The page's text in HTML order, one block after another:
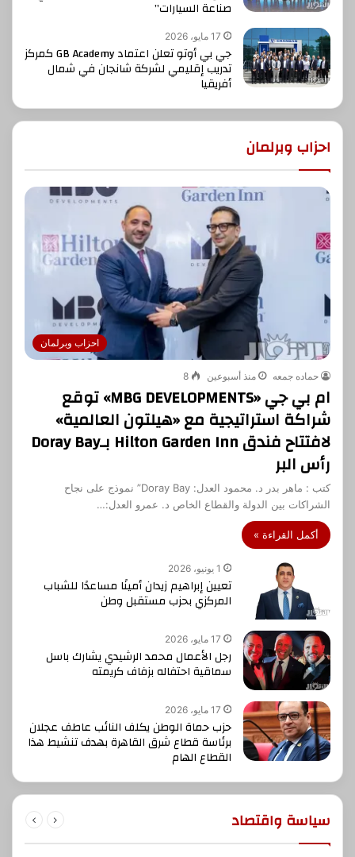
صناعة السيارات”
17 مايو، 2026
جي بي أوتو تعلن اعتماد GB Academy كمركز
تدريب إقليمي لشركة شانجان في شمال
أفريقيا
احزاب وبرلمان
احزاب وبرلمان
حماده جمعه منذ أسبوعين 8
ام بي جي «MBG DEVELOPMENTS» توقع
شراكة استراتيجية مع «هيلتون العالمية»
لافتتاح فندق Hilton Garden Inn بـDoray Bay
رأس البر
كتب : ماهر بدر د. محمود العدل: Doray Bay” نموذج على نجاح
الشراكات بين الدولة والقطاع الخاص د. عمرو العدل:…
أكمل القراءة »
1 يونيو، 2026
تعيين إبراهيم زيدان أمينًا مساعدًا للشباب
المركزي بحزب مستقبل وطن
17 مايو، 2026
رجل الأعمال محمد الرشيدي يشارك باسل
سماقية احتفاله بزفاف كريمته
17 مايو، 2026
حزب حماة الوطن يكلف النائب عاطف عجلان
برئاسة قطاع شرق القاهرة بهدف تنشيط هذا
القطاع الهام
سياسة واقتصاد